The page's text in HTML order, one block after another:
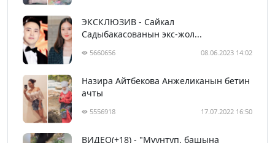
ЭКСКЛЮЗИВ - Сайкал
Садыбакасованын экс-жол...
5660656 08.06.2023 14:02
Назира Айтбекова Анжеликанын бетин
ачты
5556918 17.07.2022 16:50
ВИДЕО(+18) - "Муунтуп, башына